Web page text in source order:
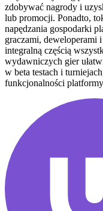
zdobywać nagrody i
lub promocji. Ponadto,
napędzania gospodarki
graczami, deweloperami
integralną częścią
wydawniczych gier
w beta testach i
funkcjonalności